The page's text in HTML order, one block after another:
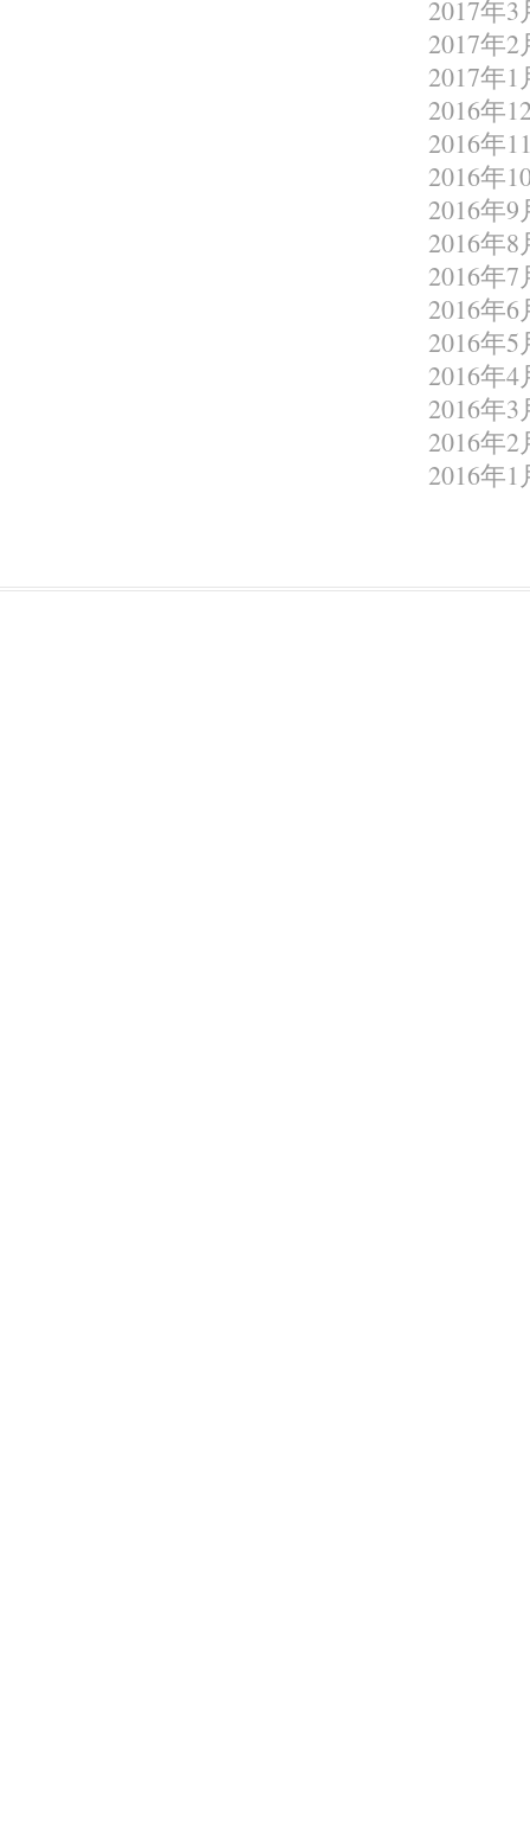
2017年3
2017年2
2017年1
2016年
2016年
2016年
2016年9
2016年8
2016年7
2016年6
2016年5
2016年4
2016年3
2016年2
2016年1